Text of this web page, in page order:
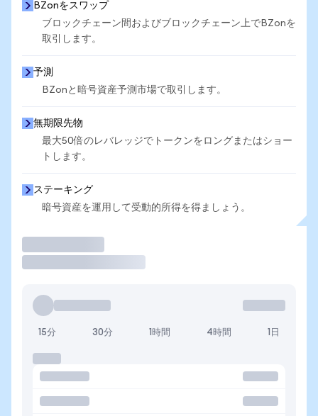
BZonをスワップ
ブロックチェーン間およびブロックチェーン上でBZonを
取引します。
予測
BZonと暗号資産予測市場で取引します。
無期限先物
最大50倍のレバレッジでトークンをロングまたはショー
トします。
ステーキング
暗号資産を運用して受動的所得を得ましょう。
15分 30分 1時間 4時間 1日